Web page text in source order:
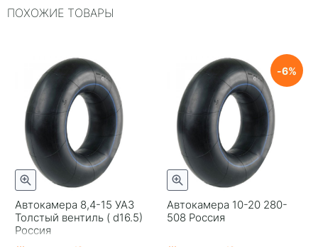
ПОХОЖИЕ ТОВАРЫ
Автокамера 8,4-15 УАЗ
Толстый вентиль ( d16.5)
Россия
Автокамера 10-20 280-
508 Россия
6